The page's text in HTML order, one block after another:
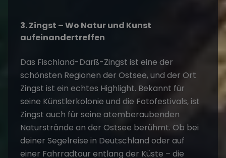
3. Zingst – Wo Natur und Kunst
aufeinandertreffen
Das Fischland-Darß-Zingst ist eine der
schönsten Regionen der Ostsee, und der Ort
Zingst ist ein echtes Highlight. Bekannt für
seine Künstlerkolonie und die Fotofestivals, ist
Zingst auch für seine atemberaubenden
Naturstrände an der Ostsee berühmt. Ob bei
deiner Segelreise in Deutschland oder auf
einer Fahrradtour entlang der Küste – die